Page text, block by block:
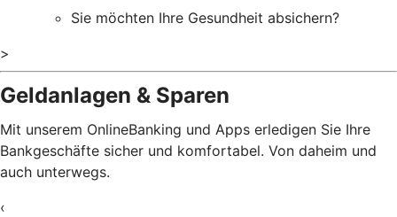
Sie möchten Ihre Gesundheit absichern?
>
Geldanlagen & Sparen
Mit unserem OnlineBanking und Apps erledigen Sie Ihre
Bankgeschäfte sicher und komfortabel. Von daheim und
auch unterwegs.
‹